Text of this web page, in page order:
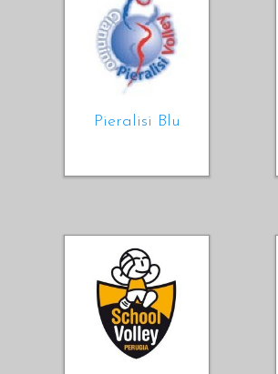
Pieralisi Blu